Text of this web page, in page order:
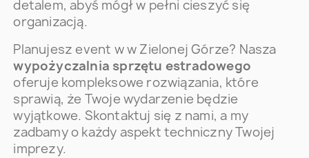
detalem, abyś mógł w pełni cieszyć się
organizacją.
Planujesz event w w Zielonej Górze? Nasza
wypożyczalnia sprzętu estradowego
oferuje kompleksowe rozwiązania, które
sprawią, że Twoje wydarzenie będzie
wyjątkowe. Skontaktuj się z nami, a my
zadbamy o każdy aspekt techniczny Twojej
imprezy.